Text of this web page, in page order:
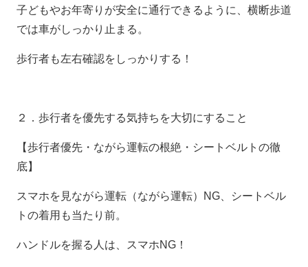
子どもやお年寄りが安全に通行できるように、横断歩道
では車がしっかり止まる。
歩行者も左右確認をしっかりする！
２．歩行者を優先する気持ちを大切にすること
【歩行者優先・ながら運転の根絶・シートベルトの徹
底】
スマホを見ながら運転（ながら運転） NG、シートベル
トの着用も当たり前。
ハンドルを握る人は、スマホNG！